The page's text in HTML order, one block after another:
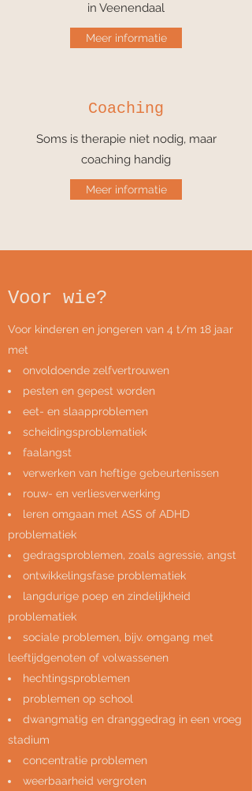
in Veenendaal
Meer informatie
Coaching
Soms is therapie niet nodig, maar
coaching handig
Meer informatie
Voor wie?
Voor kinderen en jongeren van 4 t/m 18 jaar
met
onvoldoende zelfvertrouwen
pesten en gepest worden
eet- en slaapproblemen
scheidingsproblematiek
faalangst
verwerken van heftige gebeurtenissen
rouw- en verliesverwerking
leren omgaan met ASS of ADHD
problematiek
gedragsproblemen, zoals agressie, angst
ontwikkelingsfase problematiek
langdurige poep en zindelijkheid
problematiek
sociale problemen, bijv. omgang met
leeftijdgenoten of volwassenen
hechtingsproblemen
problemen op school
dwangmatig en dranggedrag in een vroeg
stadium
concentratie problemen
weerbaarheid vergroten